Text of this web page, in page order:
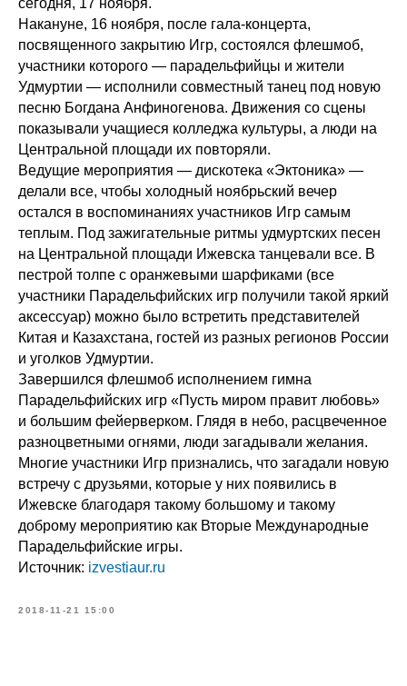
Накануне, 16 ноября, после гала-концерта,
посвященного закрытию Игр, состоялся флешмоб,
участники которого — парадельфийцы и жители
Удмуртии — исполнили совместный танец под новую
песню Богдана Анфиногенова. Движения со сцены
показывали учащиеся колледжа культуры, а люди на
Центральной площади их повторяли.
Ведущие мероприятия — дискотека «Эктоника» —
делали все, чтобы холодный ноябрьский вечер
остался в воспоминаниях участников Игр самым
теплым. Под зажигательные ритмы удмуртских песен
на Центральной площади Ижевска танцевали все. В
пестрой толпе с оранжевыми шарфиками (все
участники Парадельфийских игр получили такой яркий
аксессуар) можно было встретить представителей
Китая и Казахстана, гостей из разных регионов России
и уголков Удмуртии.
Завершился флешмоб исполнением гимна
Парадельфийских игр «Пусть миром правит любовь»
и большим фейерверком. Глядя в небо, расцвеченное
разноцветными огнями, люди загадывали желания.
Многие участники Игр признались, что загадали новую
встречу с друзьями, которые у них появились в
Ижевске благодаря такому большому и такому
доброму мероприятию как Вторые Международные
Парадельфийские игры.
Источник: izvestiaur.ru
2018-11-21 15:00